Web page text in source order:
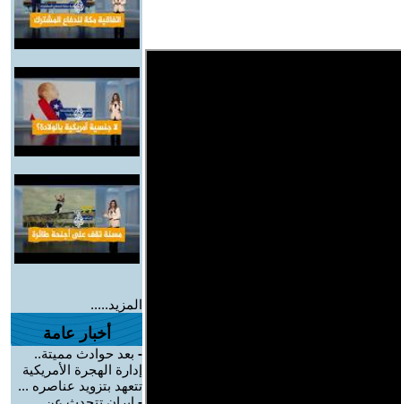
المزيد.....
أخبار عامة
- بعد حوادث مميتة..
إدارة الهجرة الأمريكية
تتعهد بتزويد عناصره ...